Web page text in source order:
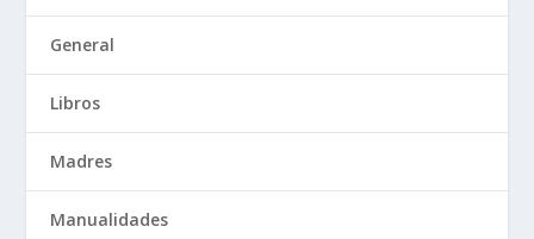
General
Libros
Madres
Manualidades